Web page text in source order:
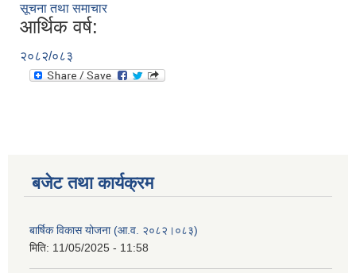
सूचना तथा समाचार
आर्थिक वर्ष:
२०८२/०८३
बजेट तथा कार्यक्रम
बार्षिक विकास योजना (आ.व. २०८२।०८३)
मिति: 11/05/2025 - 11:58